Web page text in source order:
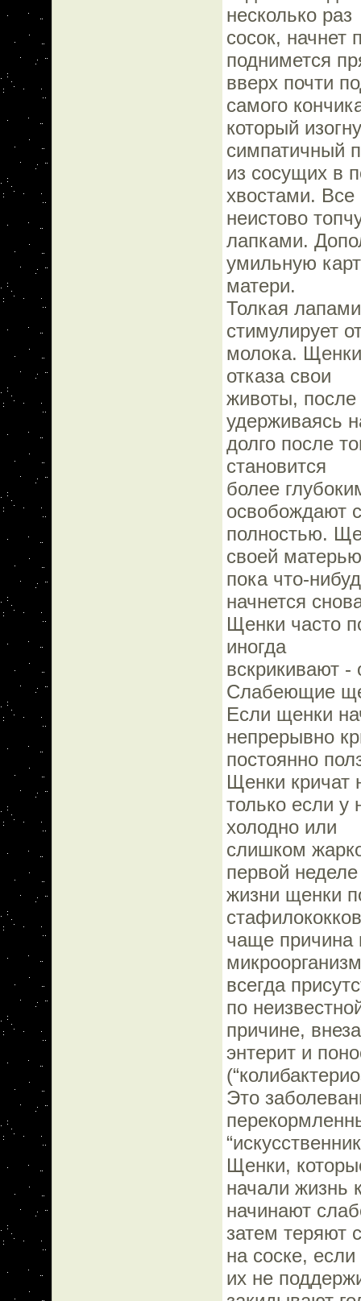
несколько раз
сосок, начнет
поднимется
вверх почти
самого
который
симпатичный
из сосущих в
хвостами. Все
неистово
лапками.
умильную
матери.
Толкая
стимулирует
молока. Щенки
отказа свои
животы, после
удерживаясь
долго после
становится
более
освобождают
полностью.
своей
пока что-
начнется
Щенки часто
иногда
вскрикивают
Слабеющие
Если щенки
непрерывно
постоянно
Щенки кричат
только если у
холодно или
слишком
первой неделе
жизни щенки
чаще причина
микроорганизм
всегда
по
причине,
энтерит и
Это
Щенки,
начали жизнь
начинают
затем теряют
на соске, если
их не